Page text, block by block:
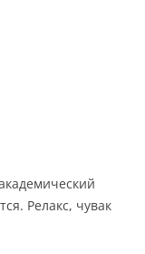
Релакс, чувак